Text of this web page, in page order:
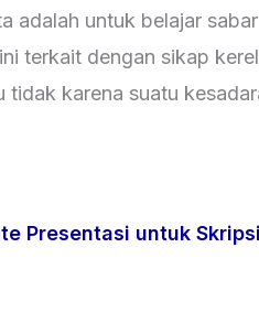
adalah untuk belajar
terkait dengan sikap
tidak karena suatu
Presentasi untuk